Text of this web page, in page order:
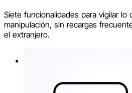
Siete funcionalidades para vigilar lo
manipulación, sin recargas
el extranjero.
Seis meses. Sin pensarlo.